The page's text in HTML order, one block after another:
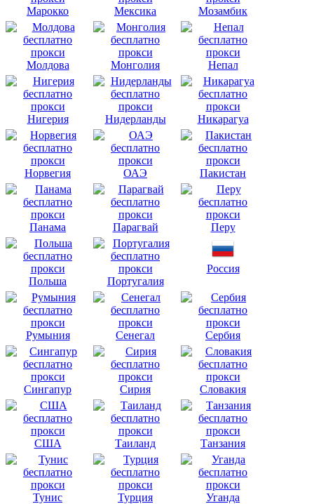
Марокко Мексика Мозамбик
Молдова Монголия Непал
Нигерия Нидерланды Никарагуа
Норвегия ОАЭ Пакистан
Панама Парагвай Перу
Польша Португалия
Россия
Румыния Сенегал Сербия
Сингапур Сирия Словакия
США Таиланд Танзания
Тунис Турция Уганда